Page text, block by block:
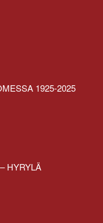
1925-2025
HYRYLÄ